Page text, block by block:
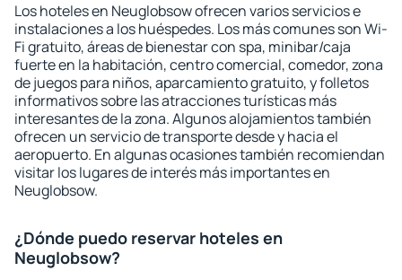
Los hoteles en Neuglobsow ofrecen varios servicios e
instalaciones a los huéspedes. Los más comunes son Wi-
Fi gratuito, áreas de bienestar con spa, minibar/caja
fuerte en la habitación, centro comercial, comedor, zona
de juegos para niños, aparcamiento gratuito, y folletos
informativos sobre las atracciones turísticas más
interesantes de la zona. Algunos alojamientos también
ofrecen un servicio de transporte desde y hacia el
aeropuerto. En algunas ocasiones también recomiendan
visitar los lugares de interés más importantes en
Neuglobsow.
¿Dónde puedo reservar hoteles en
Neuglobsow?